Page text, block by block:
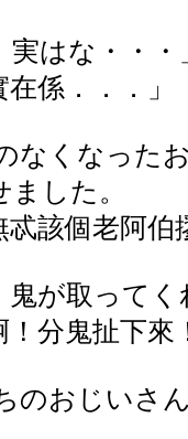
実はな・・・
在係．．．」
くなった
した。
該個老阿伯
鬼が取ってく
！分鬼扯下來
おじいさ